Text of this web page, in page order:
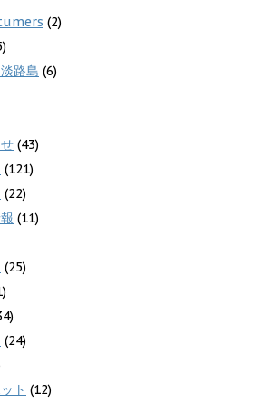
(2)
路島 (6)
(43)
(121)
(22)
(11)
(25)
(24)
ト (12)